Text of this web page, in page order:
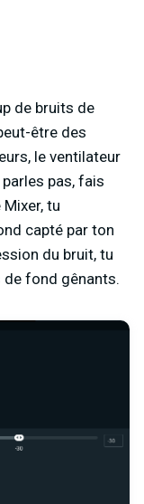
de bruits de
être des
le ventilateur
pas, fais
tu
capté par ton
du bruit, tu
fond gênants.